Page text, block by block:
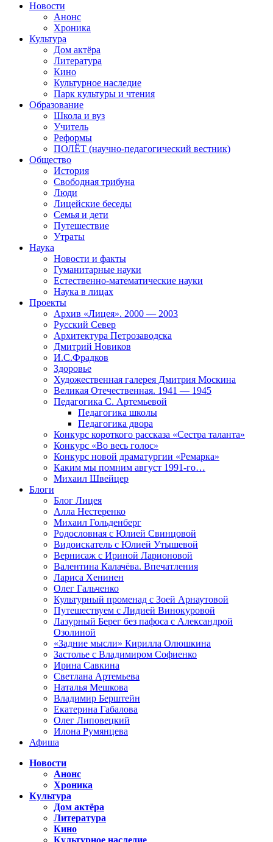
Новости
Анонс
Хроника
Культура
Дом актёра
Литература
Кино
Культурное наследие
Парк культуры и чтения
Образование
Школа и вуз
Учитель
Реформы
ПОЛЁТ (научно-педагогический вестник)
Общество
История
Свободная трибуна
Люди
Лицейские беседы
Семья и дети
Путешествие
Утраты
Наука
Новости и факты
Гуманитарные науки
Естественно-математические науки
Наука в лицах
Проекты
Архив «Лицея». 2000 — 2003
Русский Север
Архитектура Петрозаводска
Дмитрий Новиков
И.С.Фрадков
Здоровье
Художественная галерея Дмитрия Москина
Великая Отечественная. 1941 — 1945
Педагогика С. Артемьевой
Педагогика школы
Педагогика двора
Конкурс короткого рассказа «Сестра таланта»
Конкурс «Во весь голос»
Конкурс новой драматургии «Ремарка»
Каким мы помним август 1991-го…
Михаил Швейцер
Блоги
Блог Лицея
Алла Нестеренко
Михаил Гольденберг
Родословная с Юлией Свинцовой
Видоискатель с Юлией Утышевой
Вернисаж с Ириной Ларионовой
Валентина Калачёва. Впечатления
Лариса Хенинен
Олег Гальченко
Культурный променад с Зоей Арнаутовой
Путешествуем с Лидией Винокуровой
Лазурный Берег без пафоса с Александрой
Озолиной
«Задние мысли» Кирилла Олюшкина
Застолье с Владимиром Софиенко
Ирина Савкина
Светлана Артемьева
Наталья Мешкова
Владимир Берштейн
Екатерина Габалова
Олег Липовецкий
Илона Румянцева
Афиша
Новости
Анонс
Хроника
Культура
Дом актёра
Литература
Кино